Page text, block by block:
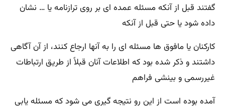
گفتند قبل از آنکه مسئله عمده ای بر روی ترازنامه یا … نشان
داده شود یا حتی قبل از آنکه
کارکنان یا مافوق ها مسئله ای را به آنها ارجاع کنند، از آن آگاهی
داشتند و ذکر شده بود که اطلاعات آنان قبلاً از طریق ارتباطات
غیررسمی و بینشی فراهم
آمده بوده است از این رو نتیجه گیری می شود که مسئله یابی